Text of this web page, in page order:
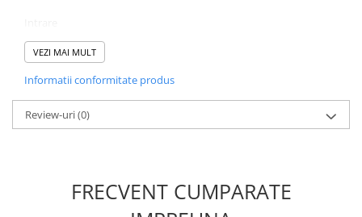
Sisteme de impamantare -
paratrasnet
32 A, aprox. 22 kW
mufa CEE 400 V, 32 A, 5 pini
Ieșire
4 x prize de contact de protecție 230 V, 16 A (două fiecare
distribuite pe o fază)
1 x priză CEE 400 V, 16 A, 5 pini
1 × FI 40 A, 4 poli, 30 mA, tip A
VEZI MAI MULT
Informatii conformitate produs
Review-uri(0)
FRECVENT CUMPARATE